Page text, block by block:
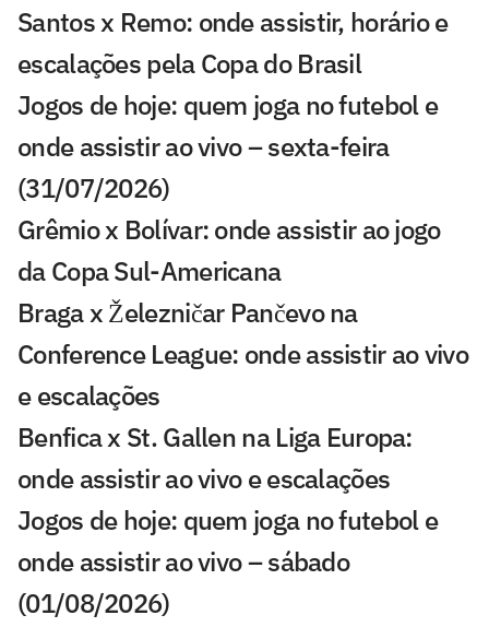
Santos x Remo: onde assistir, horário e
escalações pela Copa do Brasil
Jogos de hoje: quem joga no futebol e
onde assistir ao vivo – sexta-feira
(31/07/2026)
Grêmio x Bolívar: onde assistir ao jogo
da Copa Sul-Americana
Braga x Železničar Pančevo na
Conference League: onde assistir ao vivo
e escalações
Benfica x St. Gallen na Liga Europa:
onde assistir ao vivo e escalações
Jogos de hoje: quem joga no futebol e
onde assistir ao vivo – sábado
(01/08/2026)